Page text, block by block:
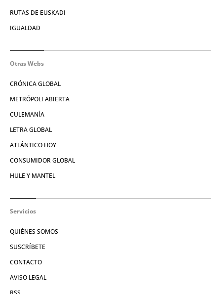
RUTAS DE EUSKADI
IGUALDAD
Otras Webs
CRÓNICA GLOBAL
METRÓPOLI ABIERTA
CULEMANÍA
LETRA GLOBAL
ATLÁNTICO HOY
CONSUMIDOR GLOBAL
HULE Y MANTEL
Servicios
QUIÉNES SOMOS
SUSCRÍBETE
CONTACTO
AVISO LEGAL